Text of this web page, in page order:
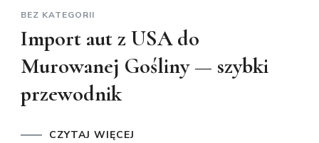
BEZ KATEGORII
Import aut z USA do
Murowanej Gośliny — szybki
przewodnik
CZYTAJ WIĘCEJ